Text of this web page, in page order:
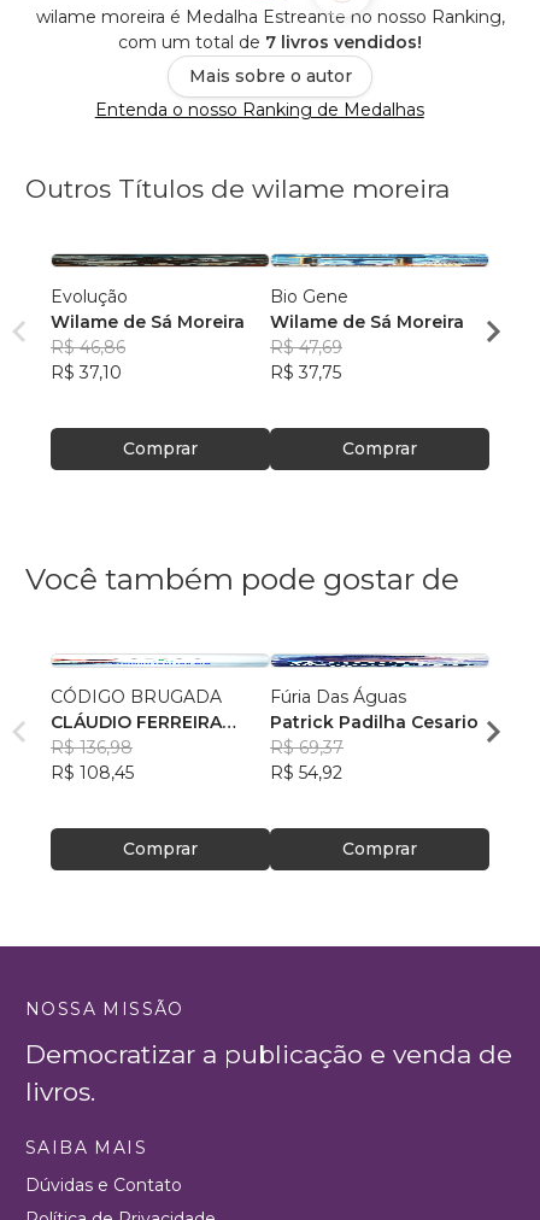
wilame moreira é Medalha Estreante no nosso Ranking,
com um total de 7 livros vendidos!
Mais sobre o autor
Entenda o nosso Ranking de Medalhas
Outros Títulos de wilame moreira
Evolução
Wilame de Sá Moreira
R$ 46,86
R$ 37,10
Comprar
Bio Gene
Wilame de Sá Moreira
R$ 47,69
R$ 37,75
Comprar
R$
Você também pode gostar de
CÓDIGO BRUGADA
CLÁUDIO FERREIRA
CAMPOS VIEIRA
R$ 136,98
R$ 108,45
Comprar
Fúria Das Águas
Patrick Padilha Cesario
R$ 69,37
R$ 54,92
Comprar
NOSSA MISSÃO
Democratizar a publicação e venda de
livros.
SAIBA MAIS
Dúvidas e Contato